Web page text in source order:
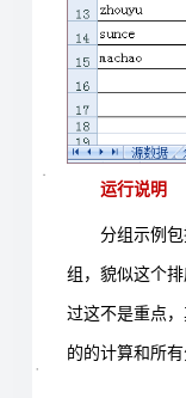
运行说明
分组示例
组，貌似这个排
过这不是重点
的的计算和所有